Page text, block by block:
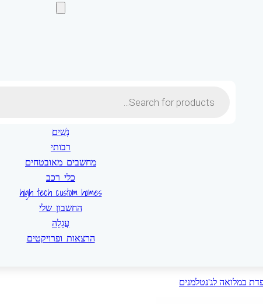
search
נָשִׁים
רבותי
מחשבים מאובטחים
כלי רכב
high tech custom homes
החשבון שלי
עֲגָלָה
הרצאות ופרויקטים